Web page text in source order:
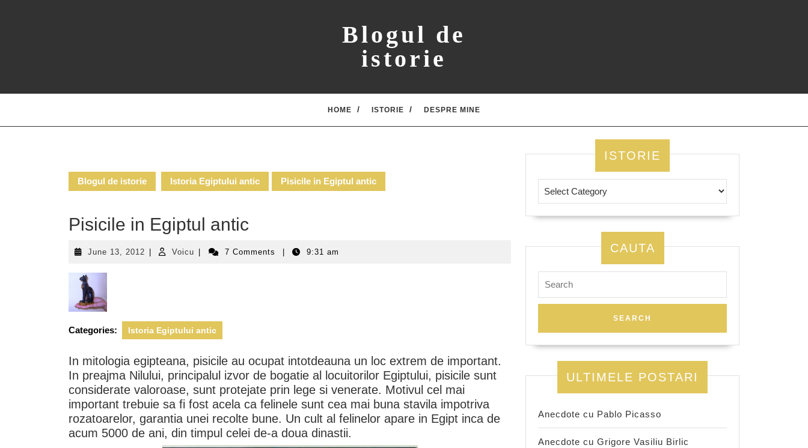
Blogul de
istorie
HOME ISTORIE DESPRE MINE
Blogul de istorie Istoria Egiptului antic Pisicile in Egiptul antic
Pisicile in Egiptul antic
June 13, 2012 June
Voicu Voicu 7 Comments 9:31 am
Categories: Istoria Egiptului antic
In mitologia egipteana, pisicile au ocupat intotdeauna un loc extrem de important.
In preajma Nilului, principalul izvor de bogatie al locuitorilor Egiptului, pisicile sunt
considerate valoroase, sunt protejate prin lege si venerate. Motivul cel mai
important trebuie sa fi fost acela ca felinele sunt cea mai buna stavila impotriva
rozatoarelor, garantia unei recolte bune. Un cult al felinelor apare in Egipt inca de
acum 5000 de ani, din timpul celei de-a doua dinastii.
ISTORIE
CAUTA
for:
ULTIMELE POSTARI
Anecdote cu Pablo Picasso
Anecdote cu Grigore Vasiliu Birlic